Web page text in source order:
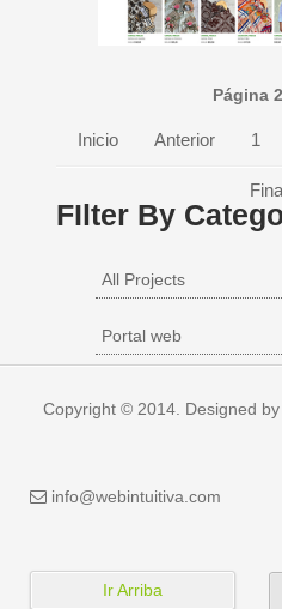
Página
Inicio Anterior 1
FIlter By
All Projects
Portal web
Copyright © 2014. Designed
info@webintuitiva.com
Ir Arriba